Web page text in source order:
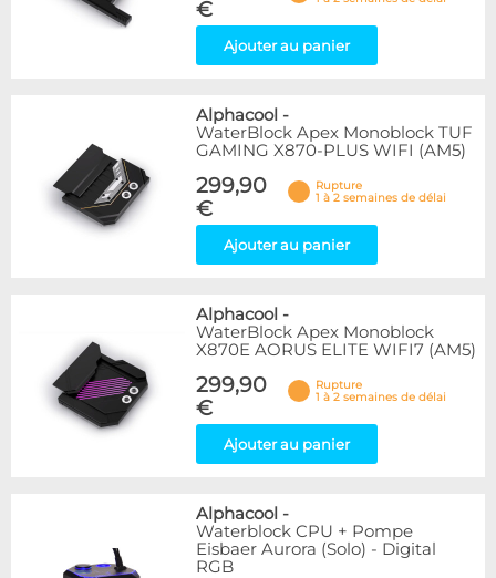
€
Ajouter au panier
Alphacool -
WaterBlock Apex Monoblock TUF
GAMING X870-PLUS WIFI (AM5)
299,90
€
Rupture
1 à 2 semaines de délai
Ajouter au panier
Alphacool -
WaterBlock Apex Monoblock
X870E AORUS ELITE WIFI7 (AM5)
299,90
€
Rupture
1 à 2 semaines de délai
Ajouter au panier
Alphacool -
Waterblock CPU + Pompe
Eisbaer Aurora (Solo) - Digital
RGB